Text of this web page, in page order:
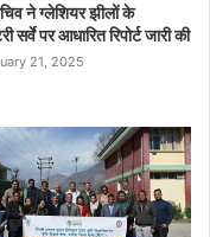
ने ग्लेशियर झीलों के
सर्वे पर आधारित रिपोर्ट जारी की
21, 2025